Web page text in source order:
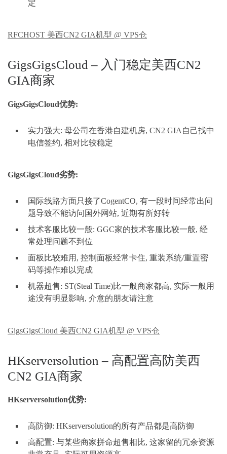
定
RFCHOST 美西CN2 GIA机型 @ VPS仓
GigsGigsCloud – 入门稳定美西CN2
GIA商家
GigsGigsCloud优势:
实力强大: 母公司在香港自建机房, CN2 GIA自己找中
电信签约, 相对比较稳定
GigsGigsCloud劣势:
国际线路方面只接了CogentCO, 有一段时间经常出问
题导致不能访问国外网站, 近期有所好转
技术客服比较一般: GGC家的技术客服比较一般, 经
常处理问题不到位
面板比较难用, 控制面板经常卡住, 重装系统/重置密
码等操作难以完成
机器超售: ST(Steal Time)比一般商家都高, 实际一般用
途没有明显影响, 介意的朋友请注意
GigsGigsCloud 美西CN2 GIA机型 @ VPS仓
HKserversolution – 高配置高防美西
CN2 GIA商家
HKserversolution优势:
高防御: HKserversolution的所有产品都是高防御
高配置: 与某些商家拼命超售相比, 这家留的冗余资源